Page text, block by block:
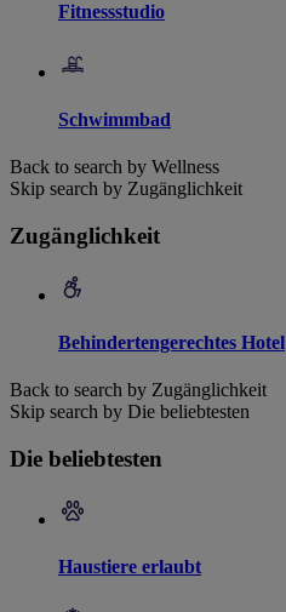
Fitnessstudio
Schwimmbad
Back to search by Wellness
Skip search by Zugänglichkeit
Zugänglichkeit
Behindertengerechtes Hotel
Back to search by Zugänglichkeit
Skip search by Die beliebtesten
Die beliebtesten
Haustiere erlaubt